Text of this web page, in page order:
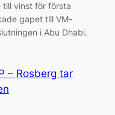
till vinst för första
gapet till VM-
i Abu Dhabi.